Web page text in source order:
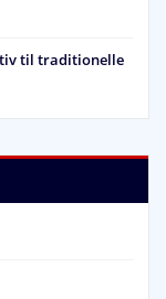
til traditionelle